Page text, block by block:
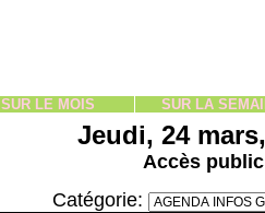
SUR LE MOIS SUR LA
Jeudi, 24
Accès public
Catégorie: